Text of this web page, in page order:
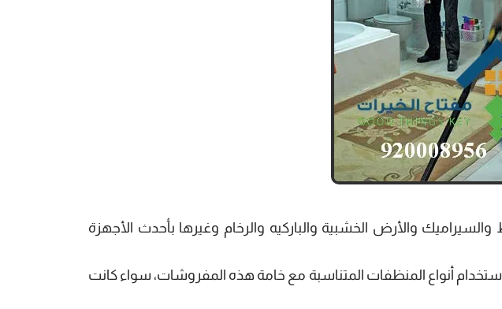
والأرض الخشبية والباركيه والرخام وغيرها بأحدث الأجهزة
أنواع المنظفات المتناسبة مع خامة هذه المفروشات، سواء كانت